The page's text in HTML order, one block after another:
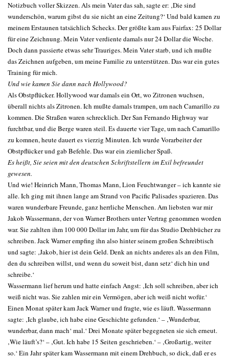
Notizbuch voller Skizzen. Als mein Vater das sah, sagte er: ‚Die sind
wunderschön, warum gibst du sie nicht an eine Zeitung?‘ Und bald kamen zu
meinem Erstaunen tatsächlich Schecks. Der größte kam aus Fairfax: 25 Dollar
für eine Zeichnung. Mein Vater verdiente damals nur 24 Dollar die Woche.
Doch dann passierte etwas sehr Trauriges. Mein Vater starb, und ich mußte
das Zeichnen aufgeben, um meine Familie zu unterstützen. Das war ein gutes
Training für mich.
Und wie kamen Sie dann nach Hollywood?
Als Obstpflücker. Hollywood war damals ein Ort, wo Zitronen wuchsen,
überall nichts als Zitronen. Ich mußte damals trampen, um nach Camarillo zu
kommen. Die Straßen waren schrecklich. Der San Fernando Highway war
furchtbar, und die Berge waren steil. Es dauerte vier Tage, um nach Camarillo
zu komnen, heute dauert es vierzig Minuten. Ich wurde Vorarbeiter der
Obstpflücker und gab Befehle. Das war ein ziemlicher Spaß.
Es heißt, Sie seien mit den deutschen Schriftstellern im Exil befreundet
gewesen.
Und wie! Heinrich Mann, Thomas Mann, Lion Feuchtwanger – ich kannte sie
alle. Ich ging mit ihnen lange am Strand von Pacific Palisades spazieren. Das
waren wunderbare Freunde, ganz herrliche Menschen. Am liebsten war mir
Jakob Wassermann, der von Warner Brothers unter Vertrag genommen worden
war. Sie zahlten ihm 100 000 Dollar im Jahr, um für das Studio Drehbücher zu
schreiben. Jack Warner empfing ihn also hinter seinem großen Schreibtisch
und sagte: ‚Jakob, hier ist dein Geld. Denk an nichts anderes als an den Film,
den du schreiben willst, und wenn du soweit bist, dann setz‘ dich hin und
schreibe.‘
Wassermann lief herum und hatte einfach Angst: ‚Ich soll schreiben, aber ich
weiß nicht was. Sie zahlen mir ein Vermögen, aber ich weiß nicht wofür.‘
Einen Monat später kam Jack Warner und fragte, wie es läuft. Wassermann
sagte: ‚Ich glaube, ich habe eine Geschichte gefunden.‘ – ‚Wunderbar,
wunderbar, dann mach‘ mal.‘ Drei Monate später begegneten sie sich erneut.
‚Wie läuft’s?‘ – ‚Gut. Ich habe 15 Seiten geschrieben.‘ – ‚Großartig, weiter
so.‘ Ein Jahr später kam Wassermann mit einem Drehbuch, so dick, daß er es